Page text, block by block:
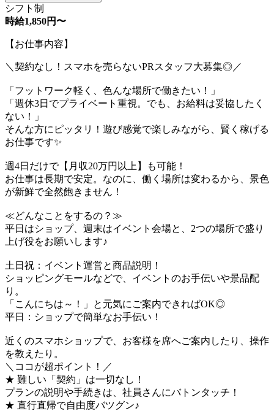
シフト制
時給1,850円〜
【お仕事内容】
＼契約なし！スマホを売らないPRスタッフ大募集◎／
「フットワーク軽く、色んな場所で働きたい！」
「週休3日でプライベート重視。でも、お給料は妥協したく
ない！」
そんな方にピッタリ！遊び感覚で楽しみながら、賢く稼げる
お仕事です✨
週4日だけで【月収20万円以上】も可能！
お仕事は長期で安定。なのに、働く場所は変わるから、景色
が新鮮で全然飽きません！
≪どんなことをするの？≫
平日はショップ、週末はイベント会場と、2つの場所で盛り
上げ役をお願いします♪
土日祝：イベント運営と商品説明！
ショッピングモールなどで、イベントのお手伝いや景品配
り。
「こんにちは～！」と元気にご案内できればOK◎
平日：ショップで簡単なお手伝い！
近くのスマホショップで、お客様を席へご案内したり、操作
を教えたり。
＼ココが超ポイント！／
★ 難しい「契約」は一切なし！
プランの説明や手続きは、社員さんにバトンタッチ！
★ 直行直帰で自由度バツグン♪